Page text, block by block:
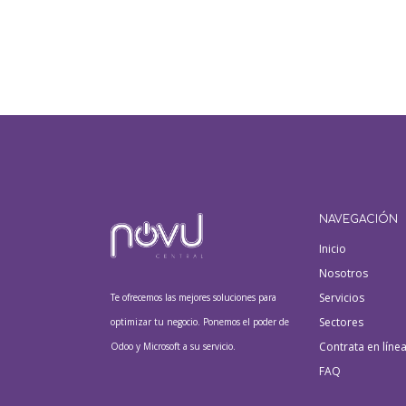
Te ofrecemos las mejores soluciones para
optimizar tu negocio. Ponemos el poder de
Odoo y Microsoft a su servicio.
NAVEGACIÓN
Inicio
Nosotros
Servicios
Sectores
Contrata en línea
FAQ